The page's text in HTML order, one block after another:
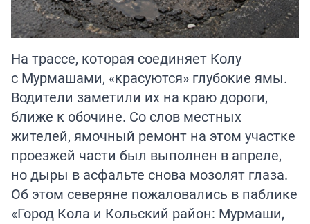
На трассе, которая соединяет Колу
с Мурмашами, «красуются» глубокие ямы.
Водители заметили их на краю дороги,
ближе к обочине. Со слов местных
жителей, ямочный ремонт на этом участке
проезжей части был выполнен в апреле,
но дыры в асфальте снова мозолят глаза.
Об этом северяне пожаловались в паблике
«Город Кола и Кольский район: Мурмаши,